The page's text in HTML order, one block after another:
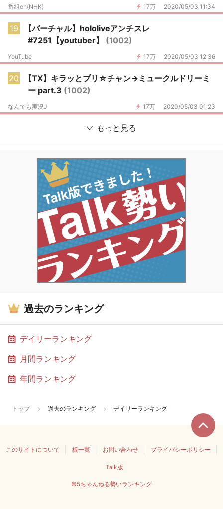
17万 2020/05/03 11:34
番組ch(NHK)
19
【バーチャル】hololiveアンチスレ
#7251【youtuber】 (1002)
17万 2020/05/03 12:36
YouTube
20
【TX】キラッとプリ☆チャン→ミュークルドリーミ
ー part.3 (1002)
17万 2020/05/03 01:23
なんでも実況J
もっと見る
過去のランキング
デイリーランキング
月間ランキング
年間ランキング
トップ 過去のランキング デイリーランキング
このサイトについて 板一覧 お問い合わせ プライバシーポリシー
Talk版
©5ちゃんねる勢いランキング